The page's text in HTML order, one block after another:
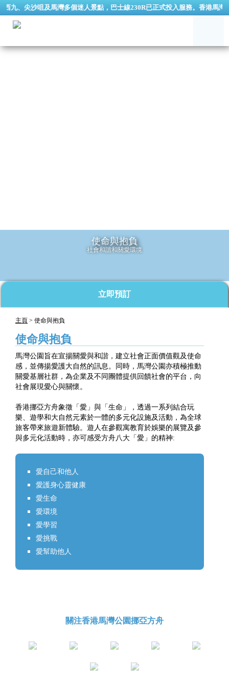
九、尖沙咀及馬灣多個迷人景點，巴士線230R已正式投入服務。香港馬灣
使命與抱負
社會和諧和關愛環境
立即預訂
主頁 > 使命與抱負
使命與抱負
馬灣公園旨在宣揚關愛與和諧，建立社會正面價值觀及使命
感，並傳揚愛護大自然的訊息。同時，馬灣公園亦積極推動
關愛基層社群，為企業及不同團體提供回饋社會的平台，向
社會展現愛心與關懷。
香港挪亞方舟象徵「愛」與「生命」，透過一系列結合玩
樂、遊學和大自然元素於一體的多元化設施及活動，為全球
旅客帶來旅遊新體驗。遊人在參觀寓教育於娛樂的展覽及參
與多元化活動時，亦可感受方舟八大「愛」的精神:
愛自己和他人
愛護身心靈健康
愛生命
愛環境
愛學習
愛挑戰
愛幫助他人
關注香港馬灣公園挪亞方舟